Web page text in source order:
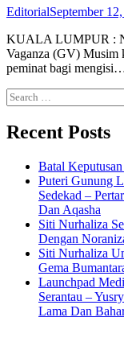
EditorialSeptember
KUALA LUMPUR :
Vaganza (GV) Musim
peminat bagi
Search
for:
Recent Posts
Batal
Puteri Gunung
Sedekad –
Dan Aqasha
Siti Nurhaliza
Dengan
Siti Nurhaliza
Gema
Launchpad
Serantau –
Lama Dan